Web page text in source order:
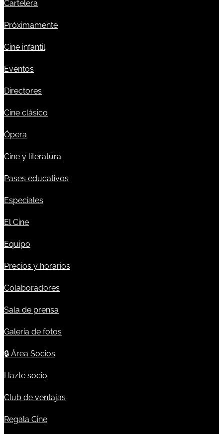
Cartelera
Próximamente
Cine infantil
Eventos
Directores
Cine clásico
Ópera
Cine y literatura
Pases educativos
Especiales
El Cine
Equipo
Precios y horarios
Colaboradores
Sala de prensa
Galería de fotos
🔒 Área Socios
Hazte socio
Club de ventajas
Regala Cine